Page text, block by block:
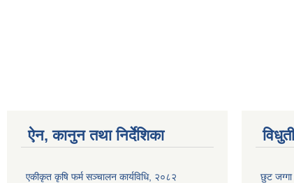
ऐन, कानुन तथा निर्देशिका
एकीकृत कृषि फर्म सञ्चालन कार्यविधि, २०८२
छुट जग्गा